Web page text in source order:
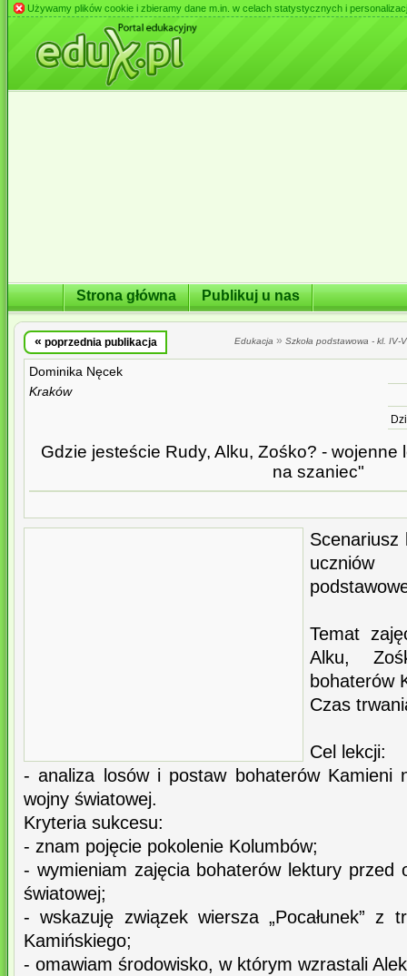
Używamy plików cookie i zbieramy dane m.in. w celach statystycznych i
Strona główna Publikuj u nas
« poprzednia publikacja Edukacja » Szkoła podstawowa - kl. IV-
Dominika Nęcek
Kraków
Gdzie jesteście Rudy, Alku, Zośko? - wojenne
na szaniec"
Scenariusz
uczniów
Temat
Alku,
bohaterów
Czas
Cel lekcji:
- analiza losów i postaw bohaterów Kamieni
wojny światowej.
Kryteria sukcesu:
- znam pojęcie pokolenie Kolumbów;
- wymieniam zajęcia bohaterów lektury przed
światowej;
- wskazuję związek wiersza „Pocałunek” z
Kamińskiego;
- omawiam środowisko, w którym wzrastali